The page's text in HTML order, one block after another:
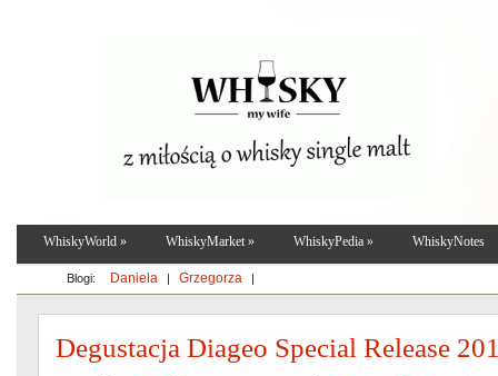
Blogi: Daniela | Grzegorza |
WhiskyWorld » WhiskyMarket » WhiskyPedia » WhiskyNotes
Degustacja Diageo Special Release